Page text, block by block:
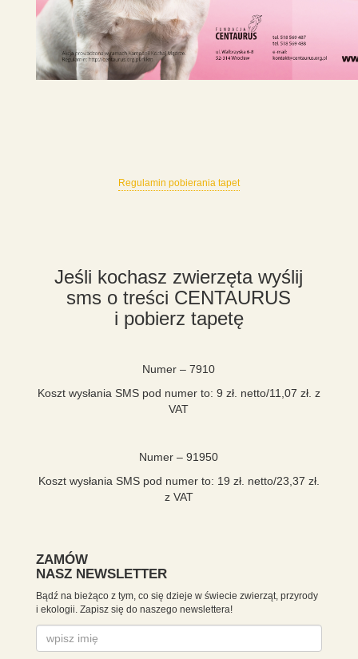
Regulamin pobierania tapet
Jeśli kochasz zwierzęta wyślij
sms o treści CENTAURUS
i pobierz tapetę
Numer – 7910
Koszt wysłania SMS pod numer to: 9 zł. netto/11,07 zł. z
VAT
Numer – 91950
Koszt wysłania SMS pod numer to: 19 zł. netto/23,37 zł.
z VAT
ZAMÓW
NASZ NEWSLETTER
Bądź na bieżąco z tym, co się dzieje w świecie zwierząt, przyrody
i ekologii. Zapisz się do naszego newslettera!